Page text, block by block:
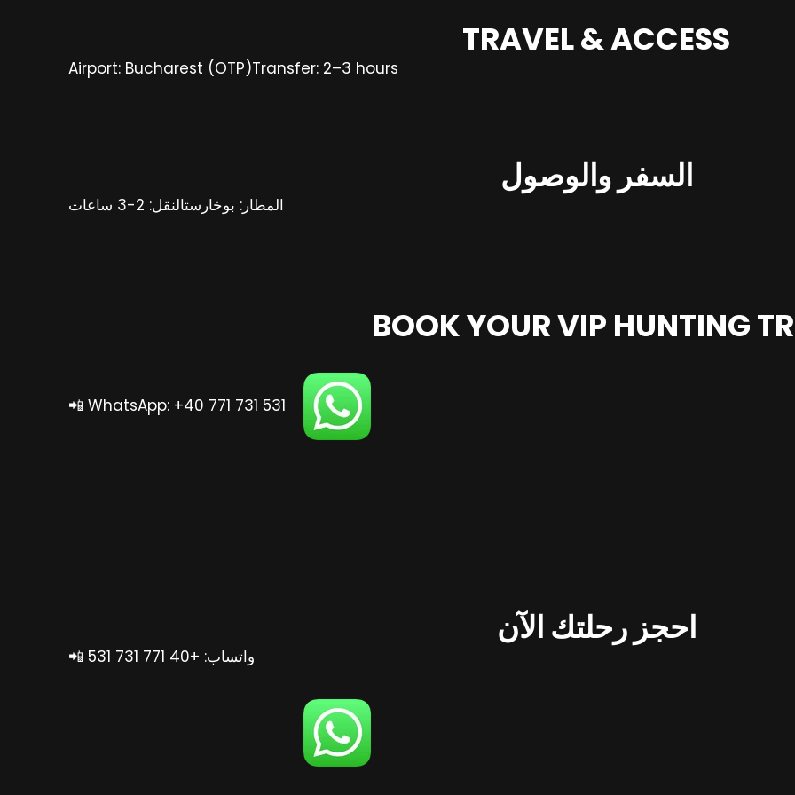
TRAVEL & ACCESS
Airport: Bucharest (OTP)Transfer: 2–3 hours
السفر والوصول
المطار: بوخارستالنقل: 2-3 ساعات
BOOK YOUR VIP HUNTING
📲 WhatsApp: +40 771 731 531
احجز رحلتك الآن
📲 واتساب: +40 771 731 531